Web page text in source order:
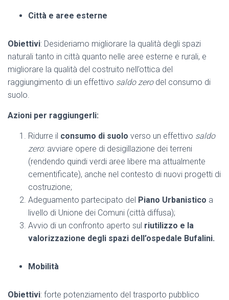
Città e aree esterne
Obiettivi: Desideriamo migliorare la qualità degli spazi
naturali tanto in città quanto nelle aree esterne e rurali, e
migliorare la qualità del costruito nell’ottica del
raggiungimento di un effettivo saldo zerodel consumo di
suolo.
Azioni per raggiungerli:
Ridurre il consumo di suolo verso un effettivo saldo
zero: avviare opere di desigillazione dei terreni
(rendendo quindi verdi aree libere ma attualmente
cementificate), anche nel contesto di nuovi progetti di
costruzione;
Adeguamento partecipato del Piano Urbanistico a
livello di Unione dei Comuni (città diffusa);
Avvio di un confronto aperto sul riutilizzo e la
valorizzazione degli spazi dell’ospedale Bufalini.
Mobilità
Obiettivi: forte potenziamento del trasporto pubblico